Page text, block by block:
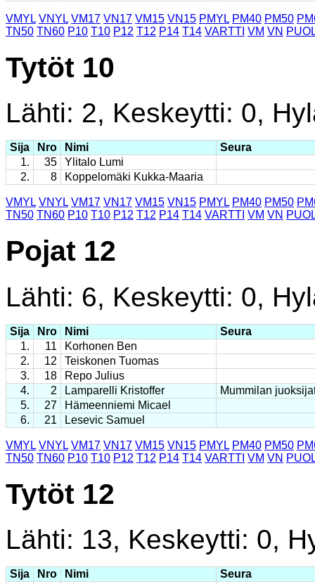
VMYL VNYL VM17 VN17 VM15 VN15 PMYL PM40 PM50
TN50 TN60 P10 T10 P12 T12 P14 T14 VARTTI VM VN
Tytöt 10
Lähti: 2, Keskeytti: 0,
Sija Nro Nimi
Seura
1.
35
Ylitalo Lumi
2.
8 Koppelomäki Kukka-Maaria
VMYL VNYL VM17 VN17 VM15 VN15 PMYL PM40 PM50
TN50 TN60 P10 T10 P12 T12 P14 T14 VARTTI VM VN
Pojat 12
Lähti: 6, Keskeytti: 0,
Sija Nro Nimi
Seura
1.
11
Korhonen Ben
2.
12
Teiskonen Tuomas
3.
18
Repo Julius
4.
2 Lamparelli Kristoffer
Mummilan
5.
27
Hämeenniemi Micael
6.
21 Lesevic Samuel
VMYL VNYL VM17 VN17 VM15 VN15 PMYL PM40 PM50
TN50 TN60 P10 T10 P12 T12 P14 T14 VARTTI VM VN
Tytöt 12
Lähti: 13, Keskeytti: 0,
Sija Nro Nimi
Seura